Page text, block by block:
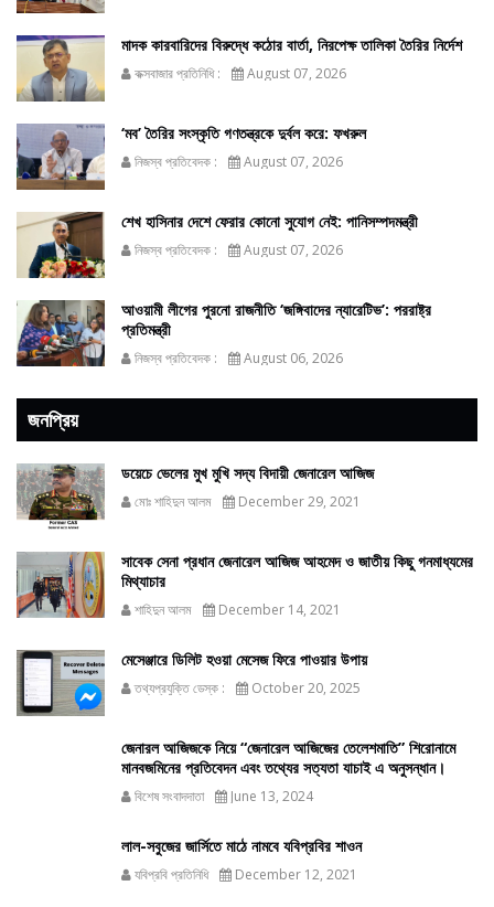
মাদক কারবারিদের বিরুদ্ধে কঠোর বার্তা, নিরপেক্ষ তালিকা তৈরির নির্দেশ
কক্সবাজার প্রতিনিধি : August 07, 2026
‘মব’ তৈরির সংস্কৃতি গণতন্ত্রকে দুর্বল করে: ফখরুল
নিজস্ব প্রতিবেদক : August 07, 2026
শেখ হাসিনার দেশে ফেরার কোনো সুযোগ নেই: পানিসম্পদমন্ত্রী
নিজস্ব প্রতিবেদক : August 07, 2026
আওয়ামী লীগের পুরনো রাজনীতি ‘জঙ্গিবাদের ন্যারেটিভ’: পররাষ্ট্র
প্রতিমন্ত্রী
নিজস্ব প্রতিবেদক : August 06, 2026
জনপ্রিয়
ডয়েচে ভেলের মুখ মুখি সদ্য বিদায়ী জেনারেল আজিজ
মোঃ শাহিদুন আলম December 29, 2021
সাবেক সেনা প্রধান জেনারেল আজিজ আহমেদ ও জাতীয় কিছু গনমাধ্যমের
মিথ্যাচার
শাহিদুন আলম December 14, 2021
মেসেঞ্জারে ডিলিট হওয়া মেসেজ ফিরে পাওয়ার উপায়
তথ্যপ্রযুক্তি ডেস্ক : October 20, 2025
জেনারল আজিজকে নিয়ে “জেনারেল আজিজের তেলেশমাতি” শিরোনামে
মানবজমিনের প্রতিবেদন এবং তথ্যের সত্যতা যাচাই এ অনুসন্ধান।
বিশেষ সংবাদদাতা June 13, 2024
লাল-সবুজের জার্সিতে মাঠে নামবে যবিপ্রবির শাওন
যবিপ্রবি প্রতিনিধি December 12, 2021